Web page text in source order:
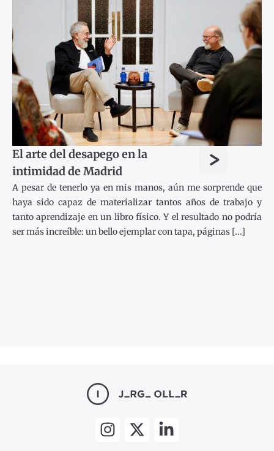
El arte del desapego en la
intimidad de Madrid
>
A pesar de tenerlo ya en mis manos, aún me sorprende que
haya sido capaz de materializar tantos años de trabajo y
tanto aprendizaje en un libro físico. Y el resultado no podría
ser más increíble: un bello ejemplar con tapa, páginas [...]